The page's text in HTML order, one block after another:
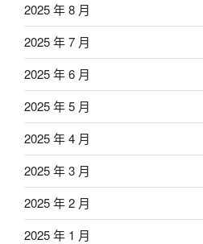
2025 年 8 月
2025 年 7 月
2025 年 6 月
2025 年 5 月
2025 年 4 月
2025 年 3 月
2025 年 2 月
2025 年 1 月